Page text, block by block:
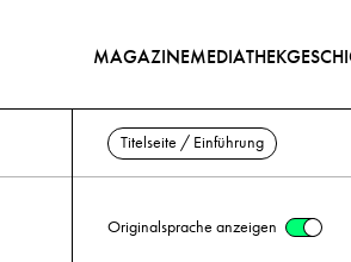
MAGAZINEMEDIATHEK
Titelseite / Einführung
Originalsprache anzeigen